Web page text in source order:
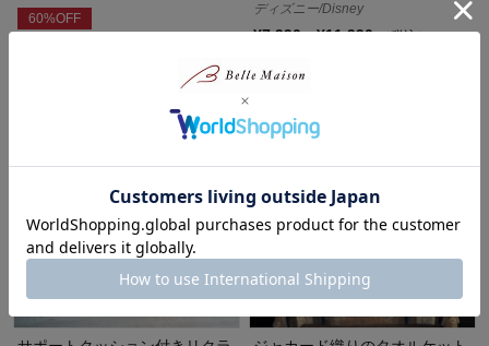
60%OFF
ディズニー/Disney
¥7,990～¥11,990（税込）